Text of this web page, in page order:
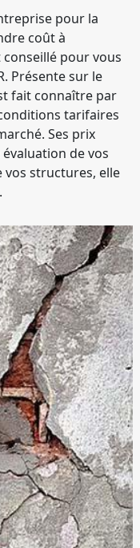
pour la
coût à
conseillé pour vous
Présente sur le
fait connaître par
tarifaires
Ses prix
de vos
vos structures, elle